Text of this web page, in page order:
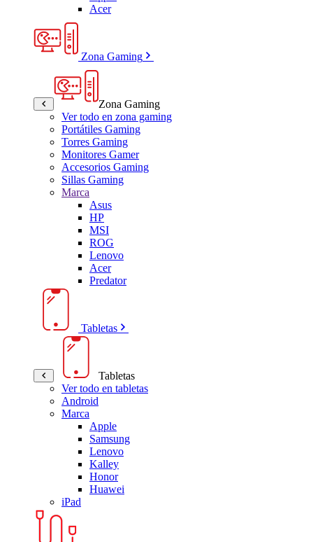
Acer
Zona Gaming
Zona Gaming
Ver todo en zona gaming
Portátiles Gaming
Torres Gaming
Monitores Gamer
Accesorios Gaming
Sillas Gaming
Marca
Asus
HP
MSI
ROG
Lenovo
Acer
Predator
Tabletas
Tabletas
Ver todo en tabletas
Android
Marca
Apple
Samsung
Lenovo
Kalley
Honor
Huawei
iPad